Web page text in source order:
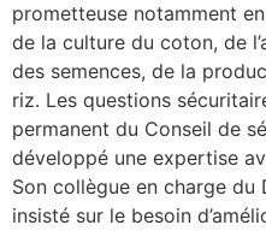
prometteuse notamment
de la culture du coton, de
des semences, de la
riz. Les questions
permanent du Conseil de
développé une expertise
Son collègue en charge du
insisté sur le besoin